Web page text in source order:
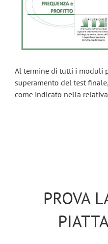
Al termine di tutti i moduli
superamento del test
come indicato nella
PROVA